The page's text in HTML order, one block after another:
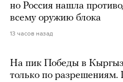
но Россия нашла
всему оружию блока
13 часов назад
На пик Победы в
только по разрешениям.